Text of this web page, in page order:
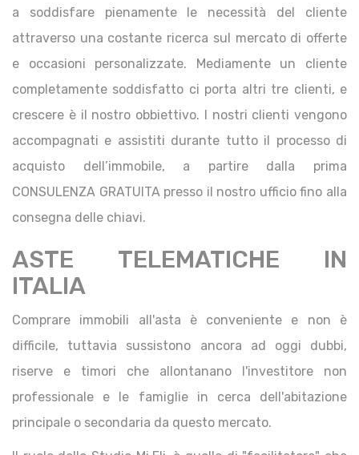
a soddisfare pienamente le necessità del cliente
attraverso una costante ricerca sul mercato di offerte
e occasioni personalizzate. Mediamente un cliente
completamente soddisfatto ci porta altri tre clienti, e
crescere è il nostro obbiettivo. I nostri clienti vengono
accompagnati e assistiti durante tutto il processo di
acquisto dell’immobile, a partire dalla prima
CONSULENZA GRATUITA presso il nostro ufficio fino alla
consegna delle chiavi.
ASTE TELEMATICHE IN
ITALIA
Comprare immobili all'asta è conveniente e non è
difficile, tuttavia sussistono ancora ad oggi dubbi,
riserve e timori che allontanano l'investitore non
professionale e le famiglie in cerca dell'abitazione
principale o secondaria da questo mercato.